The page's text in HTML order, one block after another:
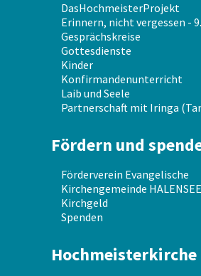
DasHochmeisterProjekt
Erinnern, nicht vergessen -
Gesprächskreise
Gottesdienste
Kinder
Konfirmandenunterricht
Laib und Seele
Partnerschaft mit Iringa
Fördern und
Förderverein Evangelische
Kirchengemeinde HALENSEE
Kirchgeld
Spenden
Hochmeisterkirche